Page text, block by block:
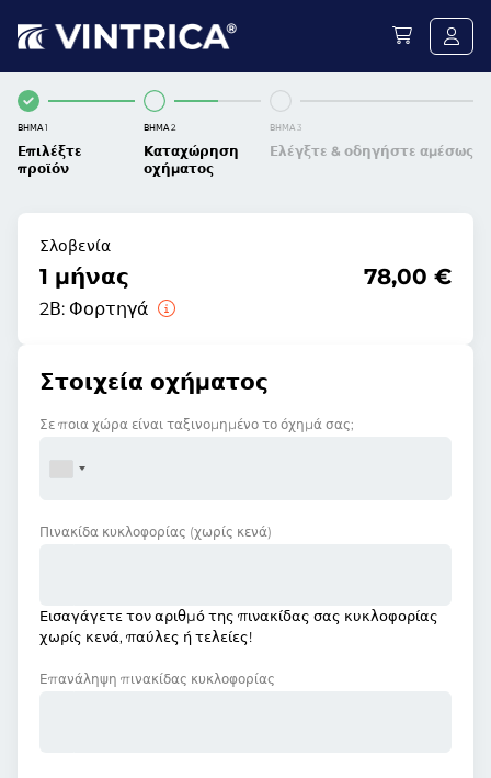
ΒΉΜΑ 1
Επιλέξτε
προϊόν
ΒΉΜΑ 2
Καταχώρηση
οχήματος
ΒΉΜΑ 3
Ελέγξτε & οδηγήστε αμέσως
Σλοβενία
1 μήνας
2Β: Φορτηγά
78,00 €
Στοιχεία οχήματος
Σε ποια χώρα είναι ταξινομημένο το όχημά σας;
Πινακίδα κυκλοφορίας (χωρίς κενά)
Εισαγάγετε τον αριθμό της πινακίδας σας κυκλοφορίας
χωρίς κενά, παύλες ή τελείες!
Επανάληψη πινακίδας κυκλοφορίας